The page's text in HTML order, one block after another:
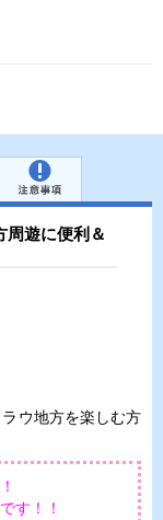
周遊に便利＆
ウ地方を楽しむ方
す！！